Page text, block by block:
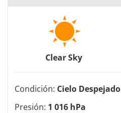
Clear Sky
Condición: Cielo Despejado
Presión: 1 016 hPa